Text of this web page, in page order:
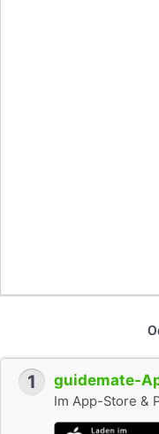
1 guidemate-
Im App-Store &